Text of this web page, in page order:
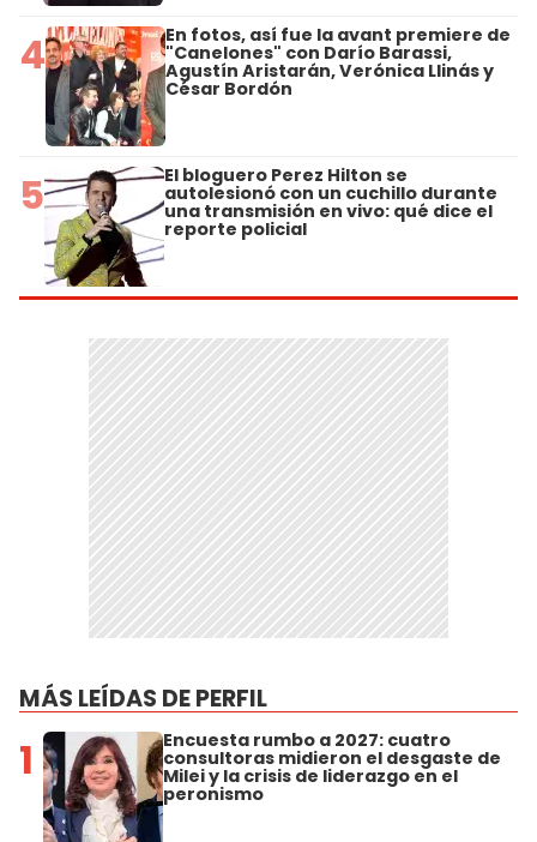
4 En fotos, así fue la avant premiere de
"Canelones" con Darío Barassi,
Agustín Aristarán, Verónica Llinás y
César Bordón
5 El bloguero Perez Hilton se
autolesionó con un cuchillo durante
una transmisión en vivo: qué dice el
reporte policial
MÁS LEÍDAS DE PERFIL
1 Encuesta rumbo a 2027: cuatro
consultoras midieron el desgaste de
Milei y la crisis de liderazgo en el
peronismo